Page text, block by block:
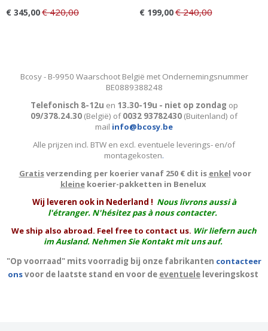
€ 345,00€ 420,00 € 199,00€ 240,00
Bcosy - B-9950 Waarschoot België met Ondernemingsnummer
BE0889388248
Telefonisch 8-12u en 13.30-19u - niet op zondag op
09/378.24.30 (België) of0032 93782430 (Buitenland) of
mail info@bcosy.be
Alle prijzen incl. BTW en excl. eventuele leverings- en/of
montagekosten.
Gratisverzending per koerier vanaf 250 € dit is enkel voor
kleinekoerier-pakketten in Benelux
Wij leveren ook in Nederland ! Nous livrons aussi à
l'étranger. N'hésitez pas à nous contacter.
We ship also abroad. Feel free to contact us. Wir liefern auch
im Ausland. Nehmen Sie Kontakt mit uns auf.
"Op voorraad" mits voorradig bij onze fabrikanten contacteer
onsvoor de laatste stand en voor de eventueleleveringskost